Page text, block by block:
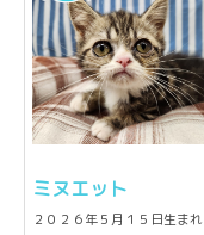
ミヌエット
２０２６年５月１５日生まれ